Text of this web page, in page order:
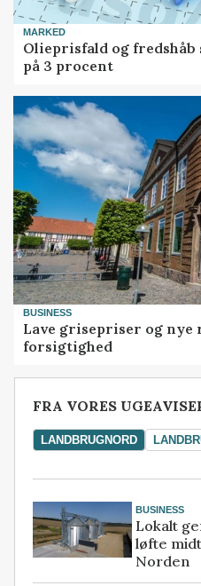
MARKED
Olieprisfald og
på 3 procent
BUSINESS
Lave grisepriser og nye
forsigtighed
FRA VORES
LANDBRUGNORD
BUSINESS
Lokalt
løfte
Norden